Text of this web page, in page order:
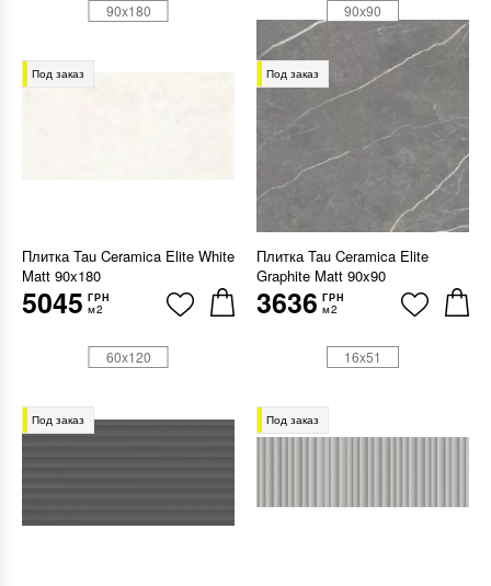
Под заказ
Плитка Tau Ceramica Elite White
Matt 90x180
5045 ГРН
м2
90x180
Под заказ
Плитка Tau Ceramica Elite
Graphite Matt 90x90
3636 ГРН
м2
90x90
Под заказ
60x120
Под заказ
16x51